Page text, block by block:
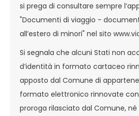
si prega di consultare sempre
"Documenti di viaggio -
all’estero di minori" nel sito
Si segnala che alcuni Stati non
d’identità in formato cartaceo
apposto dal Comune di
formato elettronico rinnovate
proroga rilasciato dal Comune, né